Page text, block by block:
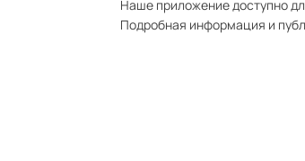
Наше приложение доступно
Подробная информация и